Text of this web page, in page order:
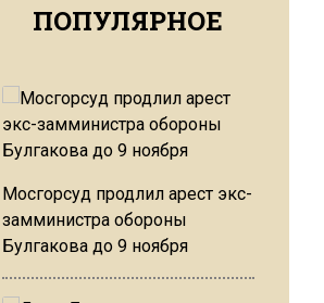
ПОПУЛЯРНОЕ
Мосгорсуд продлил арест экс-
замминистра обороны
Булгакова до 9 ноября